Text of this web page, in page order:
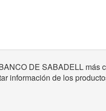
DE SABADELL más
información de los